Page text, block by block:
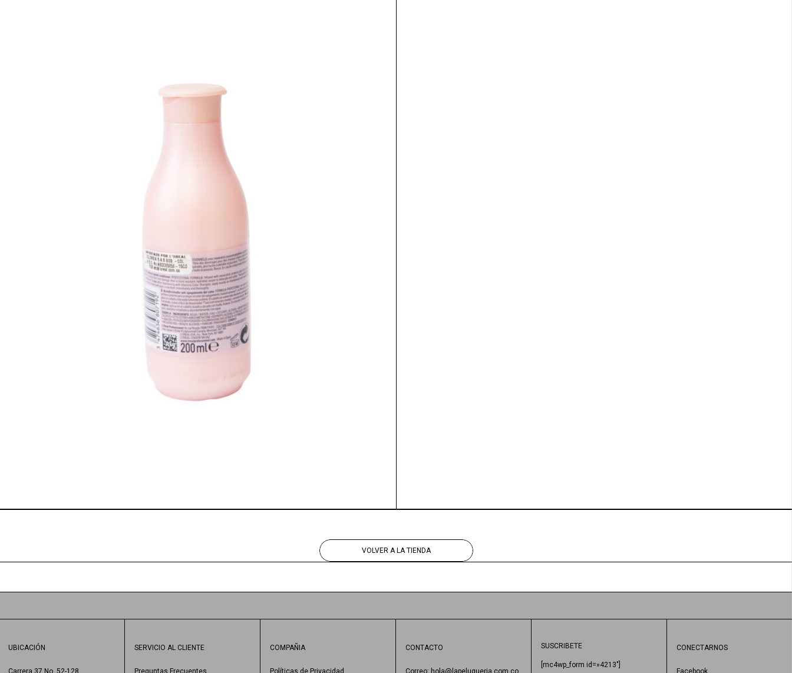
VOLVER A LA TIENDA
UBICACIÓN
Carrera 37 No. 52-128
SERVICIO AL CLIENTE
Preguntas Frecuentes
COMPAÑIA
Políticas de Privacidad
CONTACTO
Correo: hola@lapeluqueria.com.co
SUSCRIBETE
[mc4wp_form id=»4213″]
CONECTARNOS
Facebook